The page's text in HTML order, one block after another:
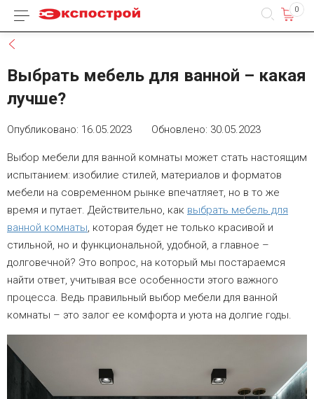
Каталог товаров 0
Выбрать мебель для ванной – какая
лучше?
Опубликовано: 16.05.2023 Обновлено: 30.05.2023
Выбор мебели для ванной комнаты может стать настоящим
испытанием: изобилие стилей, материалов и форматов
мебели на современном рынке впечатляет, но в то же
время и путает. Действительно, как выбрать мебель для
ванной комнаты, которая будет не только красивой и
стильной, но и функциональной, удобной, а главное –
долговечной? Это вопрос, на который мы постараемся
найти ответ, учитывая все особенности этого важного
процесса. Ведь правильный выбор мебели для ванной
комнаты – это залог ее комфорта и уюта на долгие годы.